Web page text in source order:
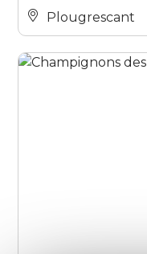
Plougrescant